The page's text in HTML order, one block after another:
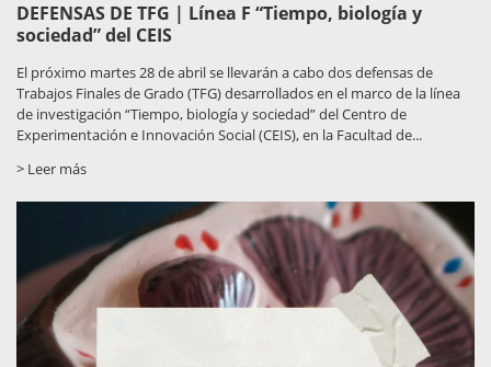
DEFENSAS DE TFG | Línea F “Tiempo, biología y
sociedad” del CEIS
El próximo martes 28 de abril se llevarán a cabo dos defensas de
Trabajos Finales de Grado (TFG) desarrollados en el marco de la línea
de investigación “Tiempo, biología y sociedad” del Centro de
Experimentación e Innovación Social (CEIS), en la Facultad de...
> Leer más